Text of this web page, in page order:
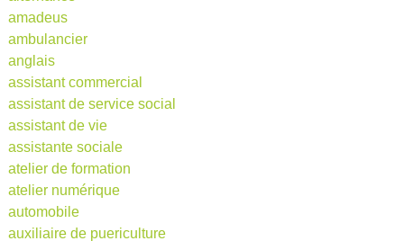
amadeus
ambulancier
anglais
assistant commercial
assistant de service social
assistant de vie
assistante sociale
atelier de formation
atelier numérique
automobile
auxiliaire de puericulture